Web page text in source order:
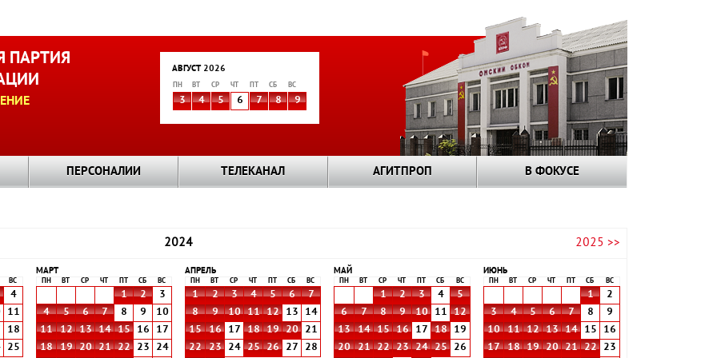
ПАРТИЯ
АВГУСТ 2026
ПН ВТ СР ЧТ СБ ВС
3 4 5 6 7 8 9
ПЕРСОНАЛИИ ТЕЛЕКАНАЛ АГИТПРОП В ФОКУСЕ
2024 2025 >>
ВС
4
11
18
25
МАРТ
ПН ВТ СР ЧТ СБ ВС
1 2
3
4
5 6 7 8 9
10
11
12 13 14 15 16
17
18
19 20 21 22 23
24
АПРЕЛЬ
ПН ВТ СР ЧТ СБ ВС
1 2 3 4 5 6
7
8
9 10 11 12 13
14
15
16 17 18 19 20
21
22
23 24 25 26 27
28
МАЙ
ПН ВТ СР ЧТ СБ ВС
1 2 3 4
5
6
7 8 9 10 11
12
13
14 15 16 17 18
19
20
21 22 23 24 25
26
ИЮНЬ
ПН ВТ СР ЧТ СБ ВС
1
2
3
4 5 6 7 8
9
10
11 12 13 14 15
16
17
18 19 20 21 22
23